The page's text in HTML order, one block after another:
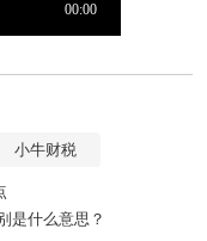
小牛财税
是什么意思？